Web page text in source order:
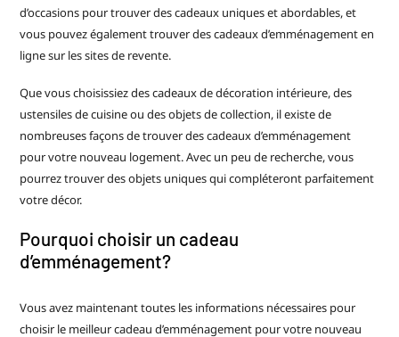
d’occasions pour trouver des cadeaux uniques et abordables, et
vous pouvez également trouver des cadeaux d’emménagement en
ligne sur les sites de revente.
Que vous choisissiez des cadeaux de décoration intérieure, des
ustensiles de cuisine ou des objets de collection, il existe de
nombreuses façons de trouver des cadeaux d’emménagement
pour votre nouveau logement. Avec un peu de recherche, vous
pourrez trouver des objets uniques qui compléteront parfaitement
votre décor.
Pourquoi choisir un cadeau
d’emménagement?
Vous avez maintenant toutes les informations nécessaires pour
choisir le meilleur cadeau d’emménagement pour votre nouveau